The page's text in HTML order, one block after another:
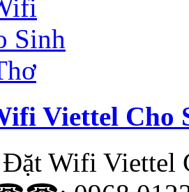
Viettel Cho
Wifi Viettel